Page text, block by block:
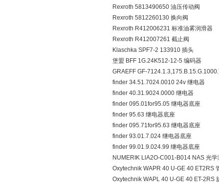
Rexroth 5813490650 油压传动阀
Rexroth 5812260130 换向阀
Rexroth R412006231 标准油雾润滑器
Rexroth R412007261 截止阀
Klaschka SPF7-2 133910 插头
堡盟 BFF 1G.24K512-12-5 编码器
GRAEFF GF-
finder 34.51.7024.0010 24v 继电器
finder 40.31.9024.0000 继电器
finder 095.01for95.05 继电器底座
finder 95.63 继电器底座
finder 095.71for95.63 继电器底座
finder 93.01.7.024 继电器底座
finder 99.01.9.024.99 继电器底座
NUMERIK LlA2O-C001-B014 NAS 光
Oxytechnik WAPR 40 U-GE 40 ET2RS
Oxytechnik WAPL 40 U-GE 40 ET-2RS